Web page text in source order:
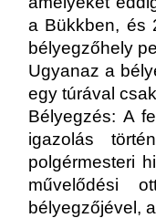
a Bükkben, és
bélyegzőhely
Ugyanaz a
egy túrával
Bélyegzés: A
igazolás
polgérmesteri
művelődési
bélyegzőjével,